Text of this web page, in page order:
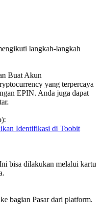
langkah-langkah
Buat Akun
yang terpercaya
EPIN. Anda juga dapat
Identifikasi di Toobit
bisa dilakukan melalui kartu
bagian Pasar dari platform.